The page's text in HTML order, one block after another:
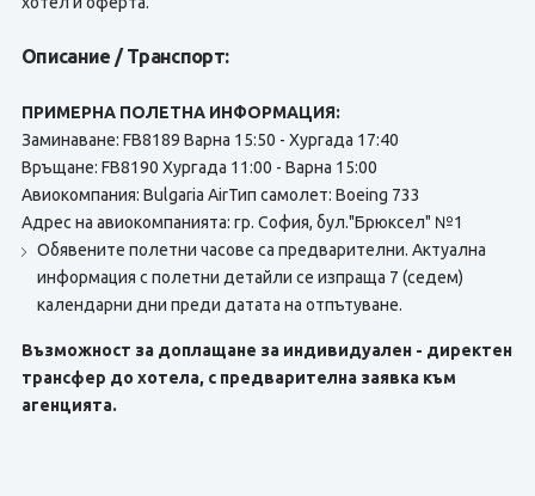
Описание / Транспорт:
ПРИМЕРНА ПОЛЕТНА ИНФОРМАЦИЯ:
Заминаване: FB8189 Варна 15:50 - Хургада 17:40
Връщане: FB8190 Хургада 11:00 - Варна 15:00
Авиокомпания: Bulgaria AirТип самолет: Boeing 733
Адрес на авиокомпанията: гр. София, бул."Брюксел" №1
Обявените полетни часове са предварителни. Актуална
информация с полетни детайли се изпраща 7 (седем)
календарни дни преди датата на отпътуване.
Възможност за доплащане за индивидуален - директен
трансфер до хотела, с предварителна заявка към
агенцията.